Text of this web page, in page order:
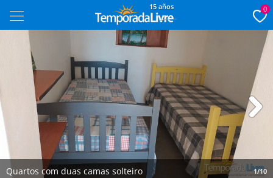
15 años 0
Quartos com duas camas solteiro 1/10